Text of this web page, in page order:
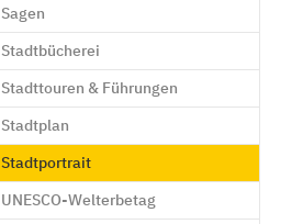
Sagen
Stadtbücherei
Stadttouren & Führungen
Stadtplan
Stadtportrait(current)
UNESCO-Welterbetag